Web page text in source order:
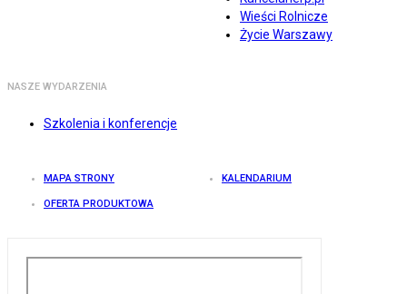
Wieści Rolnicze
Życie Warszawy
NASZE WYDARZENIA
Szkolenia i konferencje
MAPA STRONY KALENDARIUM
OFERTA PRODUKTOWA